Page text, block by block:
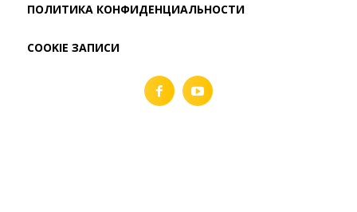
ПОЛИТИКА КОНФИДЕНЦИАЛЬНОСТИ
COOKIE ЗАПИСИ